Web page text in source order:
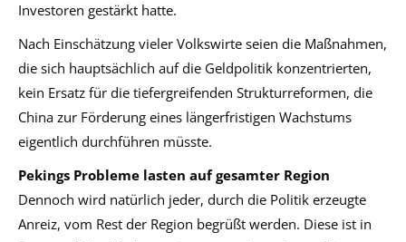
Investoren gestärkt hatte.
Nach Einschätzung vieler Volkswirte seien die Maßnahmen,
die sich hauptsächlich auf die Geldpolitik konzentrierten,
kein Ersatz für die tiefergreifenden Strukturreformen, die
China zur Förderung eines längerfristigen Wachstums
eigentlich durchführen müsste.
Pekings Probleme lasten auf gesamter Region
Dennoch wird natürlich jeder, durch die Politik erzeugte
Anreiz, vom Rest der Region begrüßt werden. Diese ist in